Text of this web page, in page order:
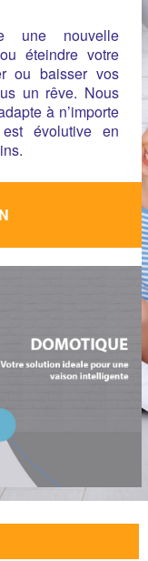
une nouvelle
éteindre votre
ou baisser vos
un rêve. Nous
à n’importe
évolutive en